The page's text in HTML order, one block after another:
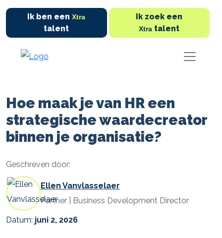
Ik ben eenXtra
talent
Ik zoek een
Xtra talent
Hoe maak je van HR een
strategische waardecreator
binnen je organisatie?
Geschreven door:
Ellen Vanvlasselaer
Partner | Business Development Director
Datum: juni 2, 2026